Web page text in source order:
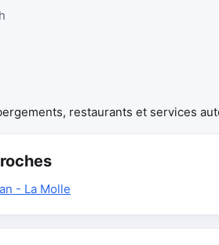
restaurants et services
- La Molle